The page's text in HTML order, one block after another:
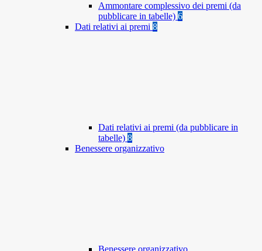
Ammontare complessivo dei premi (da
pubblicare in tabelle) 6
Dati relativi ai premi 8
Dati relativi ai premi (da pubblicare in
tabelle) 8
Benessere organizzativo